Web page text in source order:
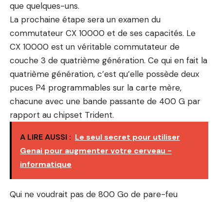
que quelques-uns.
La prochaine étape sera un examen du
commutateur CX 10000 et de ses capacités. Le
CX 10000 est un véritable commutateur de
couche 3 de quatrième génération. Ce qui en fait la
quatrième génération, c’est qu’elle possède deux
puces P4 programmables sur la carte mère,
chacune avec une bande passante de 400 G par
rapport au chipset Trident.
A LIRE AUSSI : Le seul secret pour utiliser
Genai pour augmenter votre cerveau -
informatique
Qui ne voudrait pas de 800 Go de pare-feu